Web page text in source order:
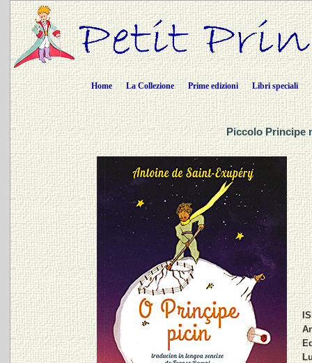
Home La Collezione Prime edizioni Libri speciali
Piccolo Principe